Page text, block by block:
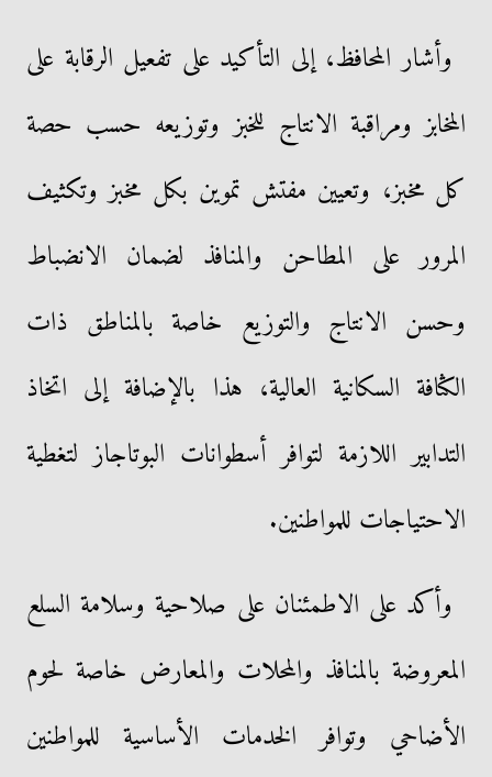
وأشار المحافظ، إلى التأكيد على تفعيل الرقابة على
المخابز ومراقبة الانتاج للخبز وتوزيعه حسب حصة
كل مخبز، وتعيين مفتش تموين بكل مخبز وتكثيف
المرور على المطاحن والمنافذ لضمان الانضباط
وحسن الانتاج والتوزيع خاصة بالمناطق ذات
الكثافة السكانية العالية، هذا بالإضافة إلى اتخاذ
التدابير اللازمة لتوافر أسطوانات البوتاجاز لتغطية
الاحتياجات للمواطنين.
وأكد على الاطمئنان على صلاحية وسلامة السلع
المعروضة بالمنافذ والمحلات والمعارض خاصة لحوم
الأضاحي وتوافر الخدمات الأساسية للمواطنين